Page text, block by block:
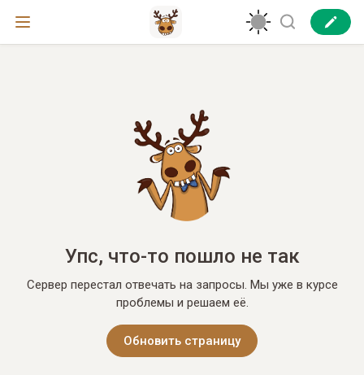
Упс, что-то пошло не так
Сервер перестал отвечать на запросы. Мы уже в курсе
проблемы и решаем её.
Обновить страницу